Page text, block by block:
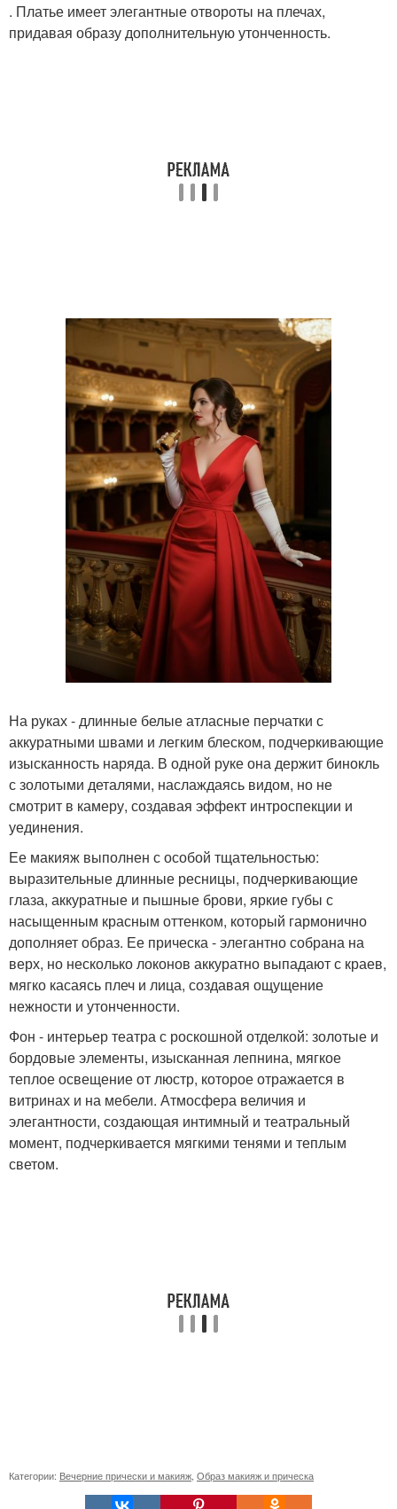
. Платье имеет элегантные отвороты на плечах,
придавая образу дополнительную утонченность.
На руках - длинные белые атласные перчатки с
аккуратными швами и легким блеском, подчеркивающие
изысканность наряда. В одной руке она держит бинокль
с золотыми деталями, наслаждаясь видом, но не
смотрит в камеру, создавая эффект интроспекции и
уединения.
Ее макияж выполнен с особой тщательностью:
выразительные длинные ресницы, подчеркивающие
глаза, аккуратные и пышные брови, яркие губы с
насыщенным красным оттенком, который гармонично
дополняет образ. Ее прическа - элегантно собрана на
верх, но несколько локонов аккуратно выпадают с краев,
мягко касаясь плеч и лица, создавая ощущение
нежности и утонченности.
Фон - интерьер театра с роскошной отделкой: золотые и
бордовые элементы, изысканная лепнина, мягкое
теплое освещение от люстр, которое отражается в
витринах и на мебели. Атмосфера величия и
элегантности, создающая интимный и театральный
момент, подчеркивается мягкими тенями и теплым
светом.
Категории: Вечерние прически и макияж Образ макияж и прическа